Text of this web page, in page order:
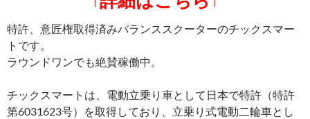
特許、意匠権取得済みバランススクーターのチックスマー
トです。
ラウンドワンでも絶賛稼働中。
チックスマートは、電動立乗り車として日本で特許（特許
第6031623号）を取得しており、立乗り式電動二輪車とし